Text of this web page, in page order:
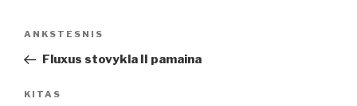
įrašų
Ankstesnis
įrašas
ANKSTESNIS
Fluxus stovykla II pamaina
Kitas
KITAS